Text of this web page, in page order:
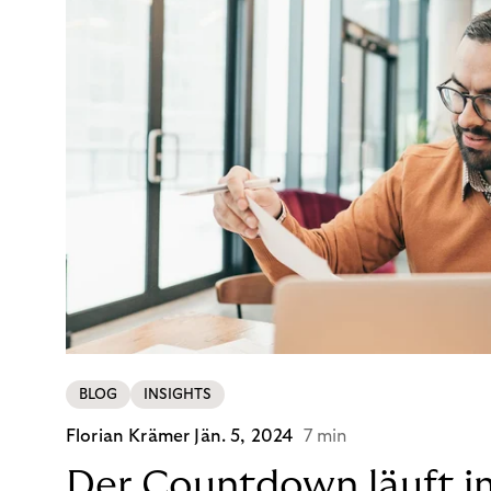
BLOG INSIGHTS
Florian Krämer Jän. 5, 2024 7 min